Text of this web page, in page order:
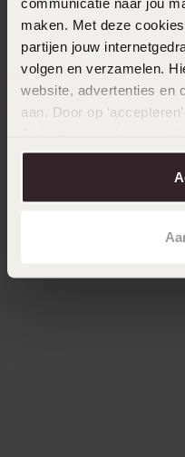
maken. Met deze
partijen jouw
volgen en verzamelen.
website, advertenties en
aan. Door op
over in onscookiebeleid.
9 karaat armband met
119 99
Bestseller